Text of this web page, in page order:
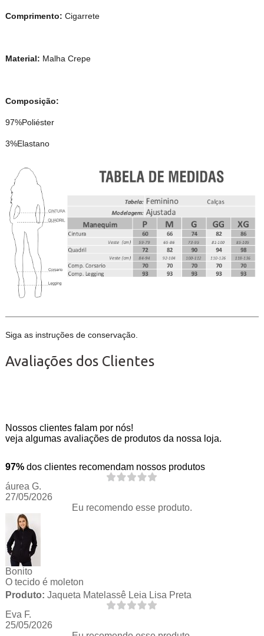
Comprimento: Cigarrete
Material: Malha Crepe
Composição:
97%Poliéster
3%Elastano
Siga as instruções de conservação.
Avaliações dos Clientes
Nossos clientes falam por nós!
veja algumas avaliações de produtos da nossa loja.
97% dos clientes recomendam nossos produtos
áurea G.
27/05/2026
Eu recomendo esse produto.
Bonito
O tecido é moleton
Produto: Jaqueta Matelassê Leia Lisa Preta
Eva F.
25/05/2026